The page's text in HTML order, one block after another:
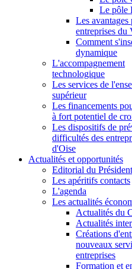
Le pôle
Les avantages
entreprises du
Comment
dynamique
L'accompagnement
technologique
Les services de
supérieur
Les financements
à fort potentiel de
Les dispositifs de
difficultés des
d'Oise
Actualités et opportunités
Editorial du
Les apéritifs contacts
L'agenda
Les actualités
Actualités du
Actualités
Créations
nouveaux
entreprises
Formation et